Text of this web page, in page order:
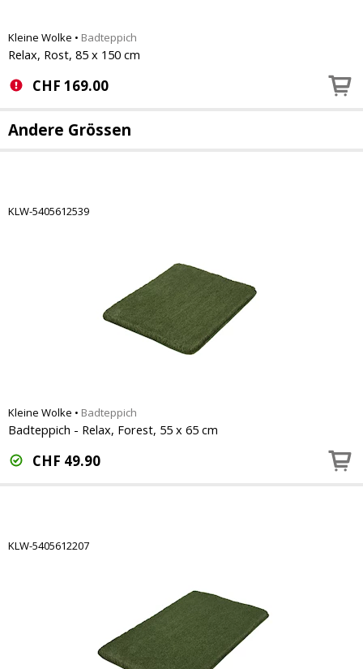
Kleine Wolke • Badteppich
Relax, Rost, 85 x 150 cm
CHF 169.00
Andere Grössen
KLW-5405612539
Kleine Wolke • Badteppich
Badteppich - Relax, Forest, 55 x 65 cm
CHF 49.90
KLW-5405612207